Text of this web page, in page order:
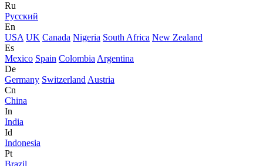
Ru
Русский
En
USA UK Canada Nigeria South Africa New Zealand
Es
Mexico Spain Colombia Argentina
De
Germany Switzerland Austria
Cn
China
In
India
Id
Indonesia
Pt
Brazil